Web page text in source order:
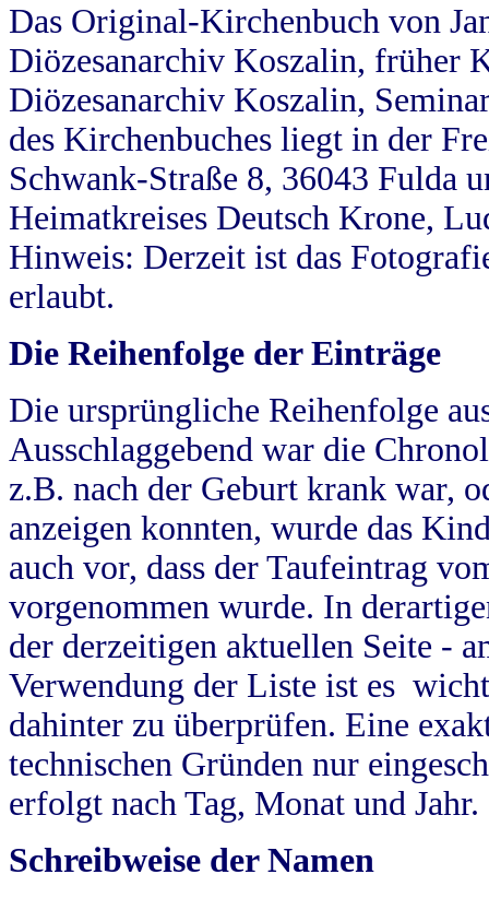
Das Original-Kirchenbuch von
Diözesanarchiv Koszalin, früher
Diözesanarchiv Koszalin,
des Kirchenbuches liegt in der
Schwank-Straße 8, 36043 Fulda
Heimatkreises Deutsch Krone,
Hinweis: Derzeit ist das
erlaubt.
Die Reihenfolge der Einträge
Die ursprüngliche Reihenfolge
Ausschlaggebend war die
z.B. nach der Geburt krank war,
anzeigen konnten, wurde das
auch vor, dass der Taufeintrag
vorgenommen wurde. In
der derzeitigen aktuellen Seite -
Verwendung der Liste ist es
dahinter zu überprüfen. Eine
technischen Gründen nur
erfolgt nach Tag, Monat und Jahr.
Schreibweise der Namen